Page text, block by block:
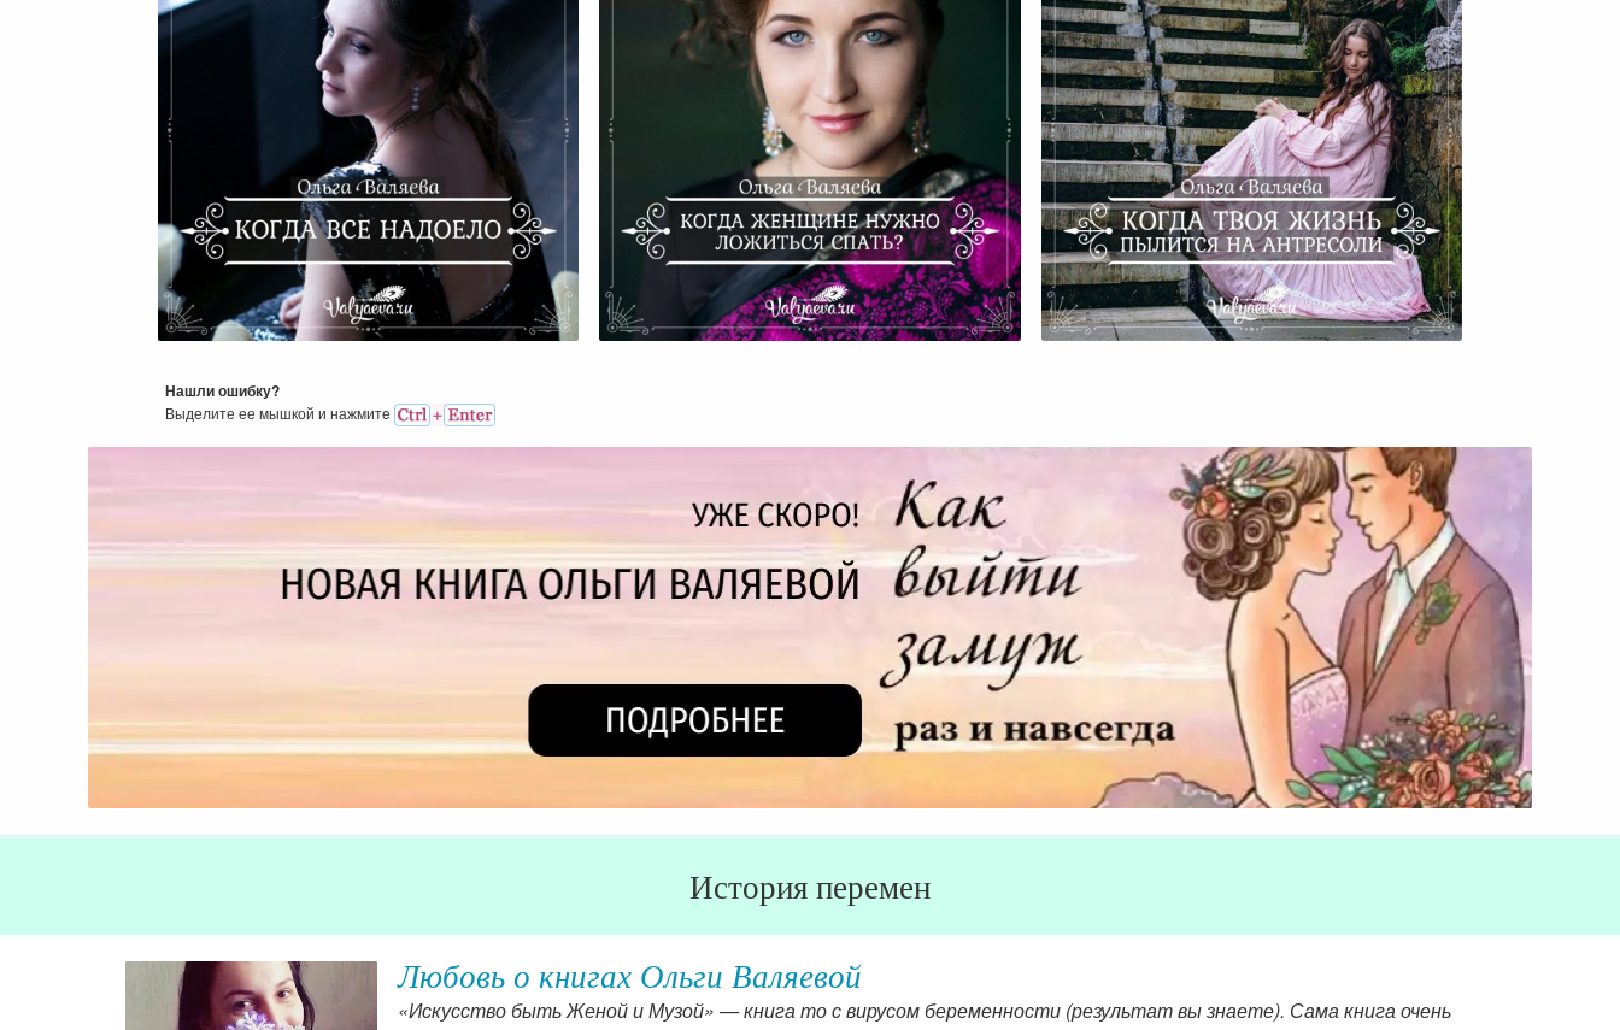
Что Делать, Если Все Надоело
Когда Женщине Нужно
Ложиться Спать?
Когда Твоя Жизнь Пылится На
Антресоли
Нашли ошибку?
Выделите ее мышкой и нажмитe
История перемен
Любовь о книгах Ольги Валяевой
«Искусство быть Женой и Музой» — книга то с вирусом беременности (результат вы знаете). Сама книга очень